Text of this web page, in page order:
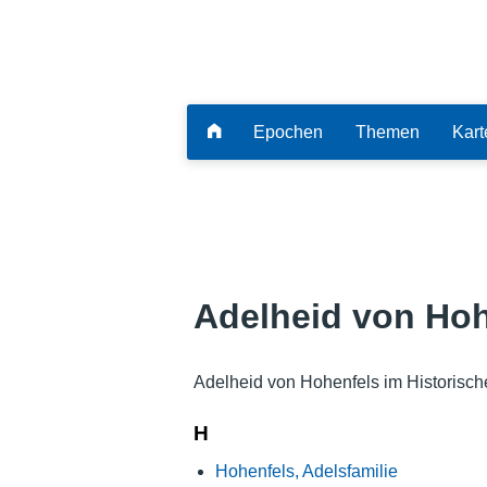
Epochen Themen
Adelheid von
Adelheid von Hohenfels im
H
Hohenfels, Adelsfamilie